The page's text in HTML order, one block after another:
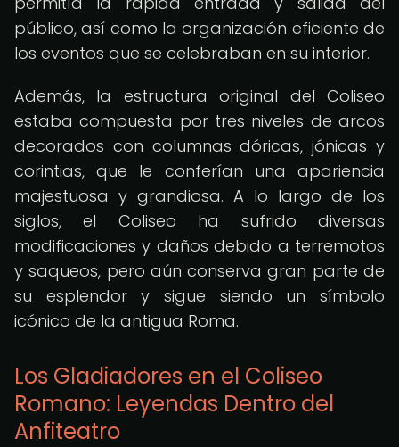
público, así como la organización eficiente de
los eventos que se celebraban en su interior.
Además, la estructura original del Coliseo
estaba compuesta por tres niveles de arcos
decorados con columnas dóricas, jónicas y
corintias, que le conferían una apariencia
majestuosa y grandiosa. A lo largo de los
siglos, el Coliseo ha sufrido diversas
modificaciones y daños debido a terremotos
y saqueos, pero aún conserva gran parte de
su esplendor y sigue siendo un símbolo
icónico de la antigua Roma.
Los Gladiadores en el Coliseo
Romano: Leyendas Dentro del
Anfiteatro